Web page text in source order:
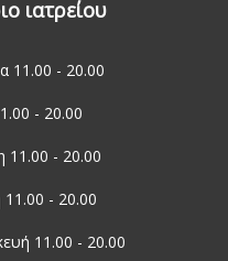
ιατρείου
11.00 - 20.00
- 20.00
11.00 - 20.00
11.00 - 20.00
11.00 - 20.00